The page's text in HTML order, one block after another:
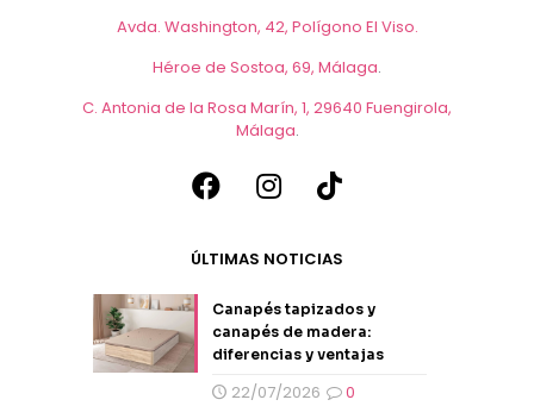
Avda. Washington, 42, Polígono El Viso.
Héroe de Sostoa, 69, Málaga.
C. Antonia de la Rosa Marín, 1, 29640 Fuengirola,
Málaga.
ÚLTIMAS NOTICIAS
Canapés tapizados y
canapés de madera:
diferencias y ventajas
22/07/2026 0